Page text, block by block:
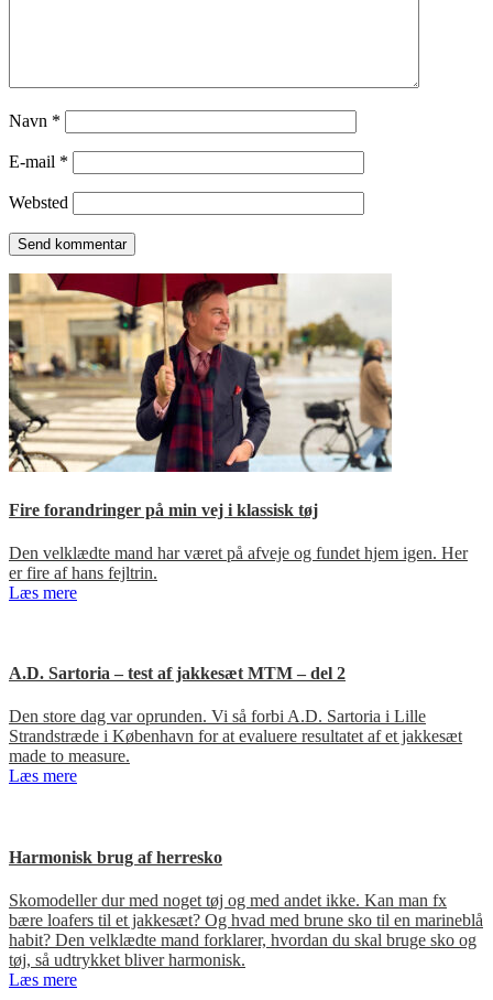
Navn *
E-mail *
Websted
Fire forandringer på min vej i klassisk tøj
Den velklædte mand har været på afveje og fundet hjem igen. Her
er fire af hans fejltrin.
Læs mere
A.D. Sartoria – test af jakkesæt MTM – del 2
Den store dag var oprunden. Vi så forbi A.D. Sartoria i Lille
Strandstræde i København for at evaluere resultatet af et jakkesæt
made to measure.
Læs mere
Harmonisk brug af herresko
Skomodeller dur med noget tøj og med andet ikke. Kan man fx
bære loafers til et jakkesæt? Og hvad med brune sko til en marineblå
habit? Den velklædte mand forklarer, hvordan du skal bruge sko og
tøj, så udtrykket bliver harmonisk.
Læs mere